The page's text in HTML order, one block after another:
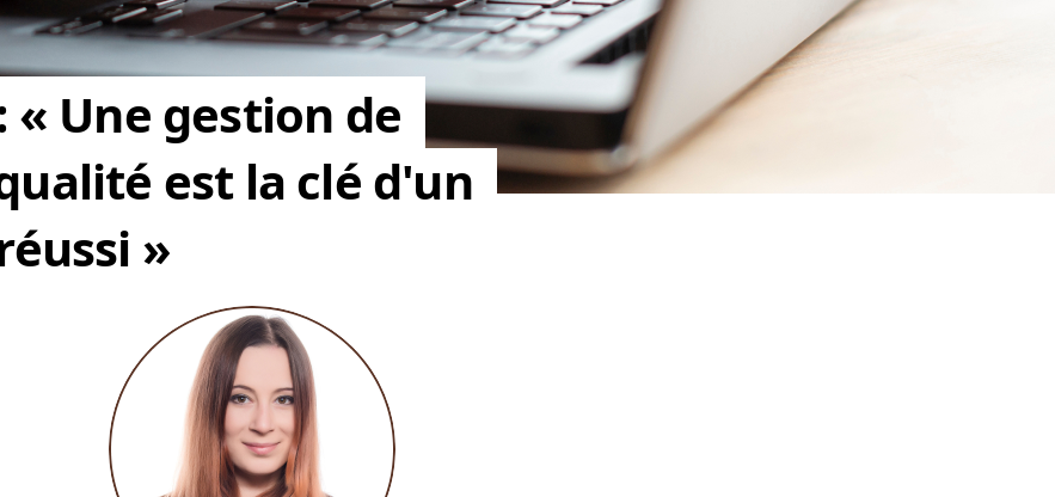
« Une gestion de
est la clé d'un
»